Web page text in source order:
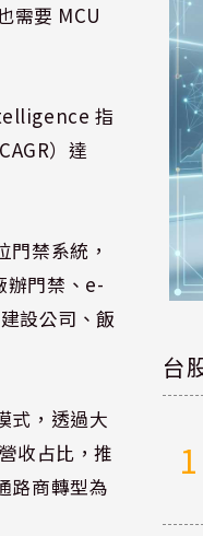
需要 MCU
指
）達
禁系統，
辦門禁、e-
設公司、飯
式，透過大
收占比，推
路商轉型為
台
1